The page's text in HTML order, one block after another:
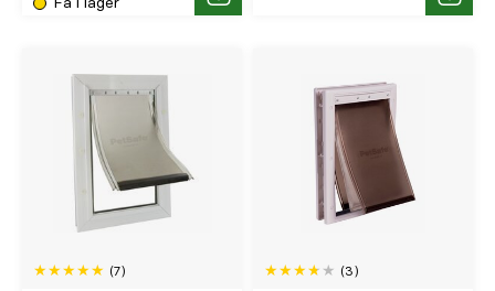
Köp Köp
(7) (3)